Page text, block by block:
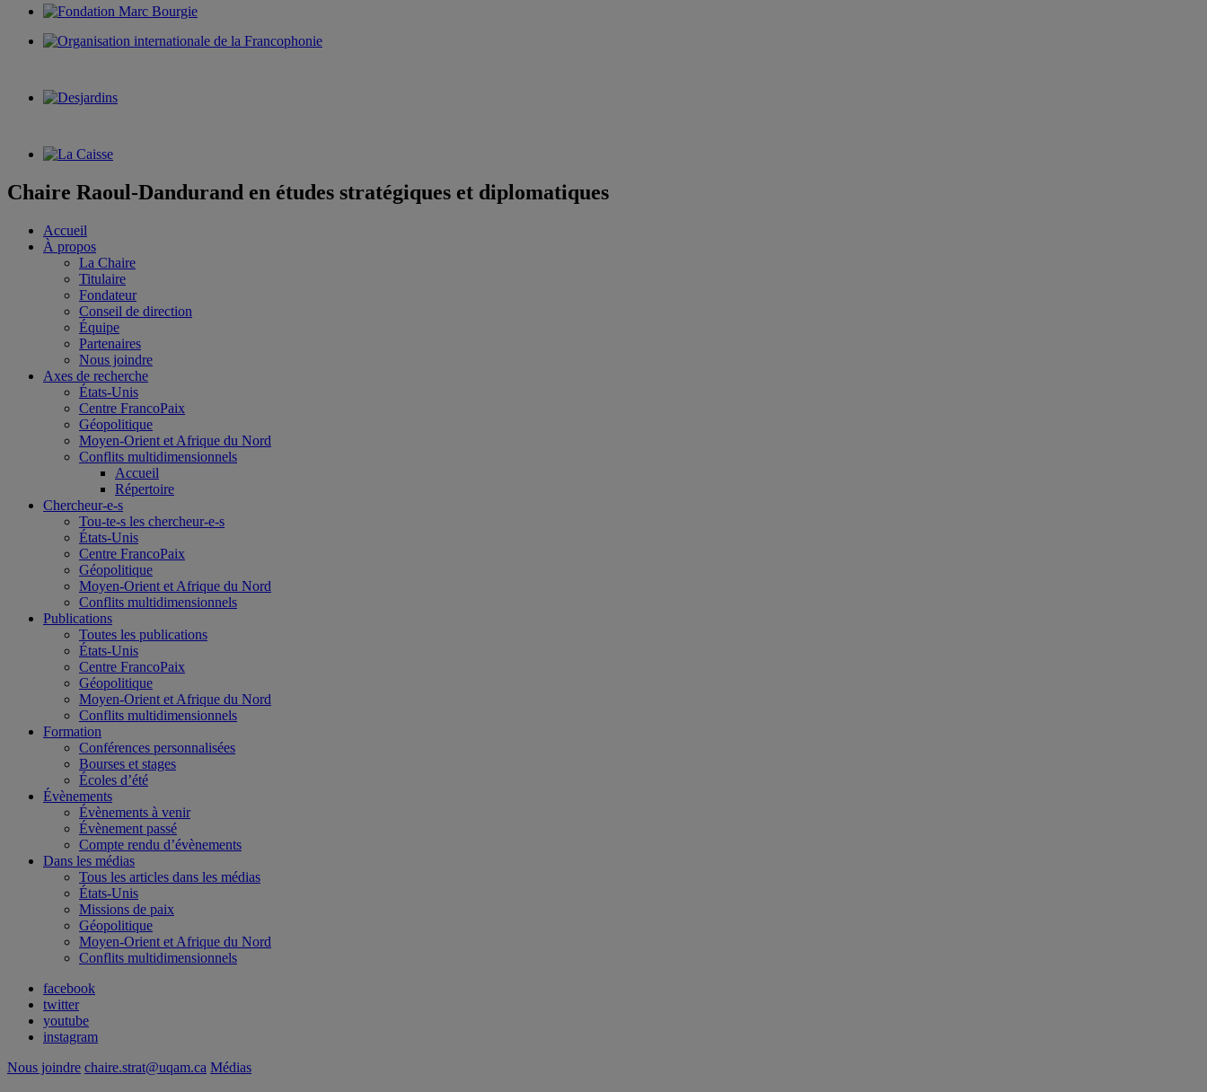
Chaire Raoul-Dandurand en études stratégiques et diplomatiques
Accueil
À propos
La Chaire
Titulaire
Fondateur
Conseil de direction
Équipe
Partenaires
Nous joindre
Axes de recherche
États-Unis
Centre FrancoPaix
Géopolitique
Moyen-Orient et Afrique du Nord
Conflits multidimensionnels
Accueil
Répertoire
Chercheur-e-s
Tou-te-s les chercheur-e-s
États-Unis
Centre FrancoPaix
Géopolitique
Moyen-Orient et Afrique du Nord
Conflits multidimensionnels
Publications
Toutes les publications
États-Unis
Centre FrancoPaix
Géopolitique
Moyen-Orient et Afrique du Nord
Conflits multidimensionnels
Formation
Conférences personnalisées
Bourses et stages
Écoles d’été
Évènements
Évènements à venir
Évènement passé
Compte rendu d’évènements
Dans les médias
Tous les articles dans les médias
États-Unis
Missions de paix
Géopolitique
Moyen-Orient et Afrique du Nord
Conflits multidimensionnels
facebook
twitter
youtube
instagram
Nous joindre chaire.strat@uqam.ca Médias